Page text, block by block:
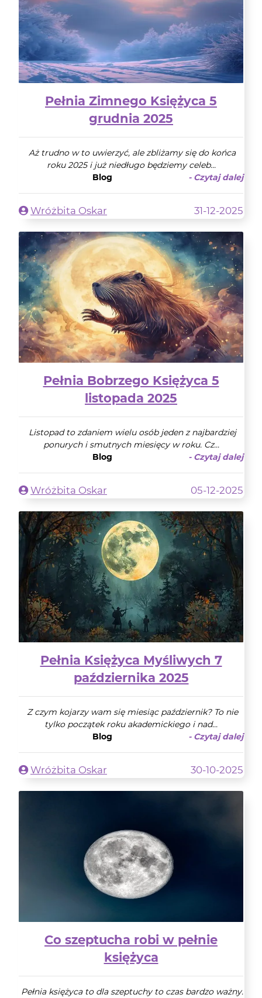
Pełnia Zimnego Księżyca 5
grudnia 2025
Aż trudno w to uwierzyć, ale zbliżamy się do końca
roku 2025 i już niedługo będziemy celeb...
Blog
- Czytaj dalej
Wróżbita Oskar 31-12-2025
Pełnia Bobrzego Księżyca 5
listopada 2025
Listopad to zdaniem wielu osób jeden z najbardziej
ponurych i smutnych miesięcy w roku. Cz...
Blog
- Czytaj dalej
Wróżbita Oskar 05-12-2025
Pełnia Księżyca Myśliwych 7
października 2025
Z czym kojarzy wam się miesiąc październik? To nie
tylko początek roku akademickiego i nad...
Blog
- Czytaj dalej
Wróżbita Oskar 30-10-2025
Co szeptucha robi w pełnie
księżyca
Pełnia księżyca to dla szeptuchy to czas bardzo ważny.